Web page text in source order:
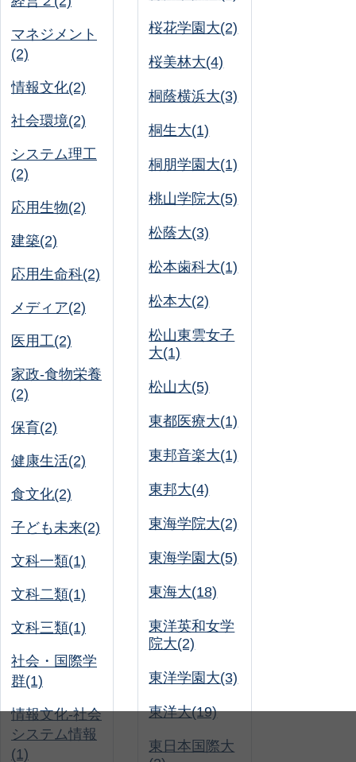
マネジメント
(2)
情報文化(2)
社会環境(2)
システム理工
(2)
応用生物(2)
建築(2)
応用生命科(2)
メディア(2)
医用工(2)
家政-食物栄養
(2)
保育(2)
健康生活(2)
食文化(2)
子ども未来(2)
文科一類(1)
文科二類(1)
文科三類(1)
社会・国際学
群(1)
情報文化-社会
システム情報
(1)
桜花学園大(2)
桜美林大(4)
桐蔭横浜大(3)
桐生大(1)
桐朋学園大(1)
桃山学院大(5)
松蔭大(3)
松本歯科大(1)
松本大(2)
松山東雲女子
大(1)
松山大(5)
東都医療大(1)
東邦音楽大(1)
東邦大(4)
東海学院大(2)
東海学園大(5)
東海大(18)
東洋英和女学
院大(2)
東洋学園大(3)
東洋大(19)
東日本国際大